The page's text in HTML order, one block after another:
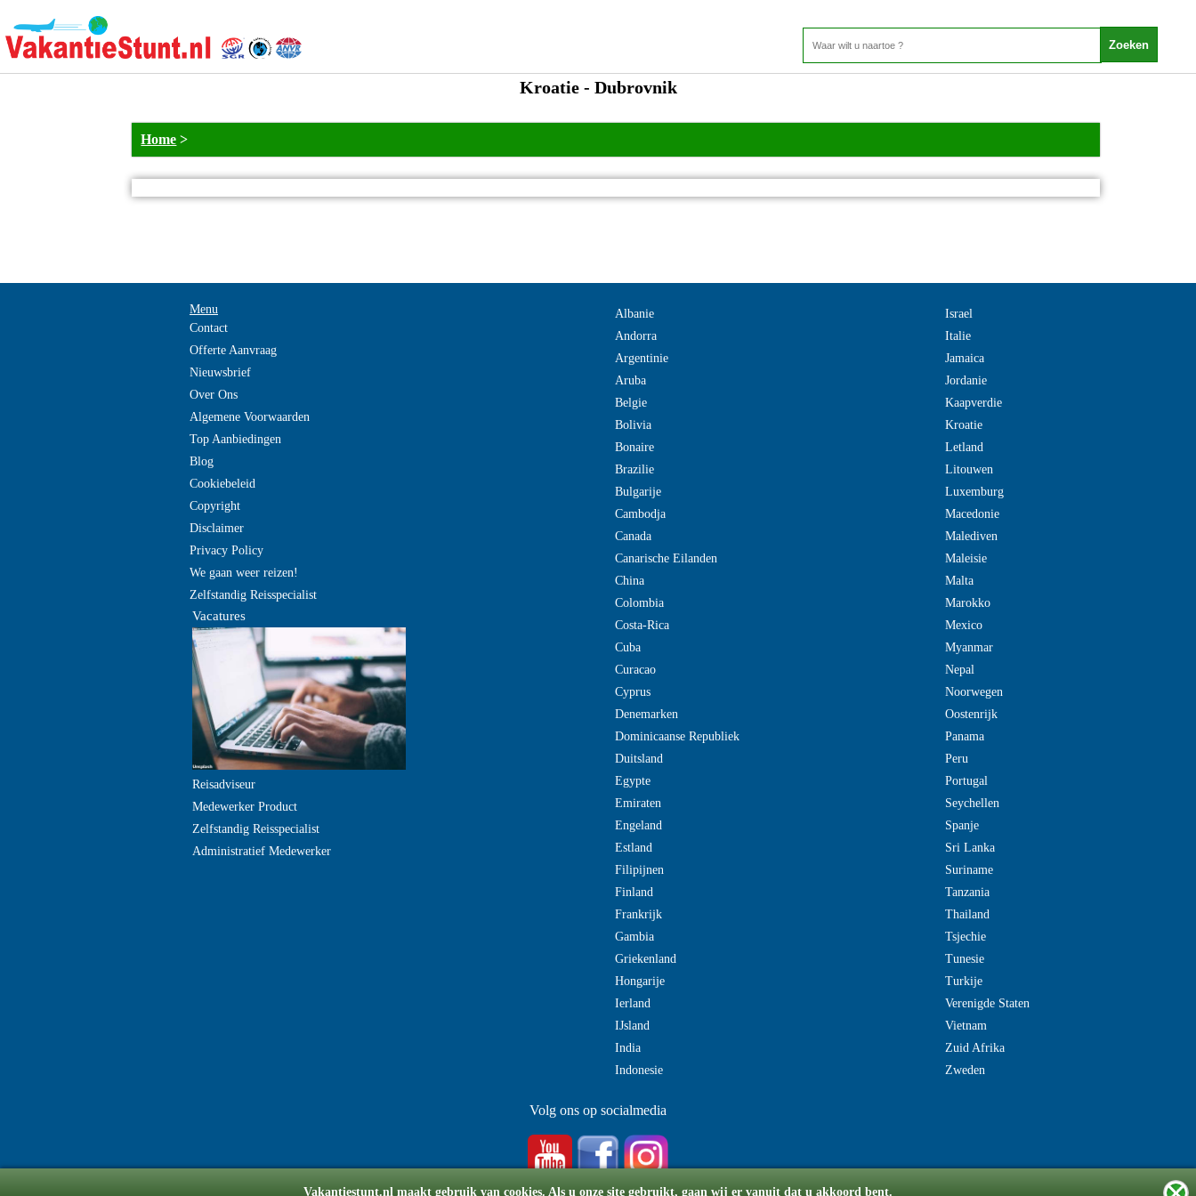
Vakantiestunt.nl maakt gebruik van cookies. Als u onze site gebruikt, gaan wij er vanuit dat u akkoord bent.
Kroatie - Dubrovnik
Home >
Menu
Contact
Offerte Aanvraag
Nieuwsbrief
Over Ons
Algemene Voorwaarden
Top Aanbiedingen
Blog
Cookiebeleid
Copyright
Disclaimer
Privacy Policy
We gaan weer reizen!
Zelfstandig Reisspecialist
Vacatures
Reisadviseur
Medewerker Product
Zelfstandig Reisspecialist
Administratief Medewerker
Albanie
Andorra
Argentinie
Aruba
Belgie
Bolivia
Bonaire
Brazilie
Bulgarije
Cambodja
Canada
Canarische Eilanden
China
Colombia
Costa-Rica
Cuba
Curacao
Cyprus
Denemarken
Dominicaanse Republiek
Duitsland
Egypte
Emiraten
Engeland
Estland
Filipijnen
Finland
Frankrijk
Gambia
Griekenland
Hongarije
Ierland
IJsland
India
Indonesie
Israel
Italie
Jamaica
Jordanie
Kaapverdie
Kroatie
Letland
Litouwen
Luxemburg
Macedonie
Malediven
Maleisie
Malta
Marokko
Mexico
Myanmar
Nepal
Noorwegen
Oostenrijk
Panama
Peru
Portugal
Seychellen
Spanje
Sri Lanka
Suriname
Tanzania
Thailand
Tsjechie
Tunesie
Turkije
Verenigde Staten
Vietnam
Zuid Afrika
Zweden
Volg ons op socialmedia